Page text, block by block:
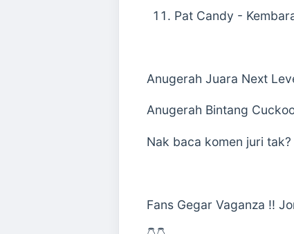
Pat Candy -
Anugerah Juara Next
Anugerah Bintang
Nak baca komen juri
Fans Gegar Vaganza !!